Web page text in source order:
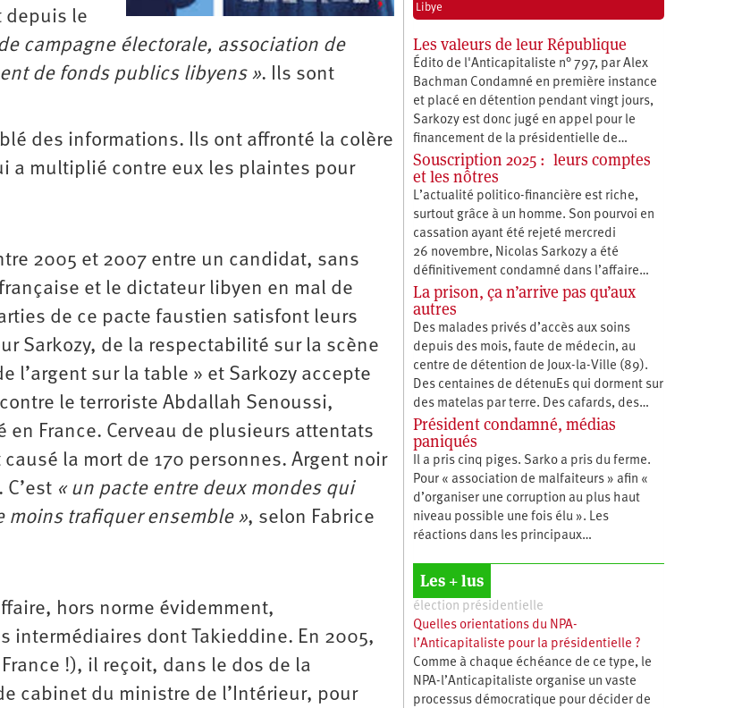
depuis le
campagne électorale, association de
de fonds publics libyens ». Ils sont
des informations. Ils ont affronté la colère
a multiplié contre eux les plaintes pour
2005 et 2007 entre un candidat, sans
et le dictateur libyen en mal de
de ce pacte faustien satisfont leurs
Sarkozy, de la respectabilité sur la scène
l’argent sur la table » et Sarkozy accepte
le terroriste Abdallah Senoussi,
France. Cerveau de plusieurs attentats
la mort de 170 personnes. Argent noir
« un pacte entre deux mondes qui
moins trafiquer ensemble », selon Fabrice
hors norme évidemment,
intermédiaires dont Takieddine. En 2005,
!), il reçoit, dans le dos de la
cabinet du ministre de l’Intérieur, pour
Libye
Les valeurs de leur République
Édito de l'Anticapitaliste n° 797, par Alex
Bachman Condamné en première instance
et placé en détention pendant vingt jours,
Sarkozy est donc jugé en appel pour le
financement de la présidentielle de…
Souscription 2025 : leurs comptes
et les nôtres
L’actualité politico-financière est riche,
surtout grâce à un homme. Son pourvoi en
cassation ayant été rejeté mercredi
26 novembre, Nicolas Sarkozy a été
définitivement condamné dans l’affaire…
La prison, ça n’arrive pas qu’aux
autres
Des malades privés d’accès aux soins
depuis des mois, faute de médecin, au
centre de détention de Joux-la-Ville (89).
Des centaines de détenuEs qui dorment sur
des matelas par terre. Des cafards, des…
Président condamné, médias
paniqués
Il a pris cinq piges. Sarko a pris du ferme.
Pour « association de malfaiteurs » afin «
d’organiser une corruption au plus haut
niveau possible une fois élu ». Les
réactions dans les principaux…
Les + lus
élection présidentielle
Quelles orientations du NPA-
l’Anticapitaliste pour la présidentielle ?
Comme à chaque échéance de ce type, le
NPA-l’Anticapitaliste organise un vaste
processus démocratique pour décider de